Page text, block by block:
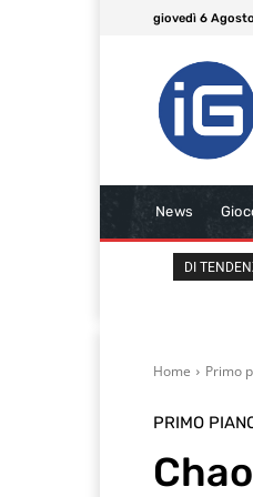
giovedì 6
News
DI
Home Primo
PRIMO